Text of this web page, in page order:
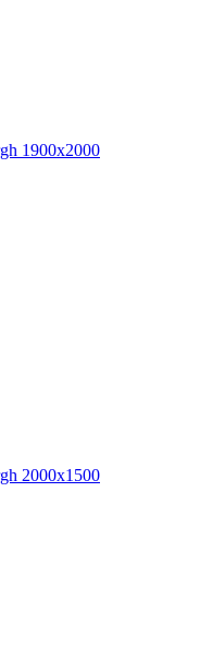
1900х2000
2000х1500